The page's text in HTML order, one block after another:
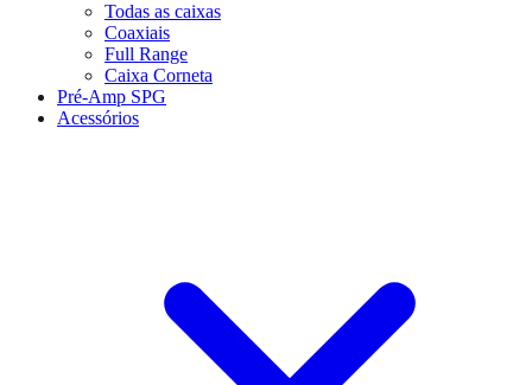
Todas as caixas
Coaxiais
Full Range
Caixa Corneta
Pré-Amp SPG
Acessórios